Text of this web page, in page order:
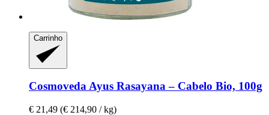
Carrinho
CosmovedaAyus Rasayana – Cabelo Bio, 100g
€ 21,49 (€ 214,90 / kg)